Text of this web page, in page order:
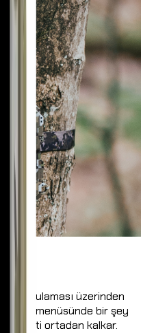
uygulaması üzerinden
menüsünde bir şey
ortadan kalkar.